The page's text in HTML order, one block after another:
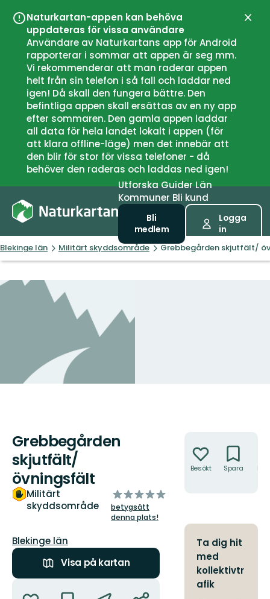
Naturkartan-appen kan behöva
uppdateras för vissa användare
Användare av Naturkartans app för Android
rapporterar i sommar att appen är seg mm.
Vi rekommenderar att man raderar appen
helt från sin telefon i så fall och laddar ned
igen! Då skall den fungera bättre. Den
befintliga appen skall ersättas av en ny app
efter sommaren. Den gamla appen laddar
all data för hela landet lokalt i appen (för
att klara offline-läge) men det innebär att
den blir för stor för vissa telefoner - då
behöver den raderas och laddas ned igen!
UtforskaGuiderLän
Kommuner Bli kund
Bli
medlem
Logga
in
Blekinge län Militärt skyddsområde Grebbegården skjutfält/
Grebbegården
skjutfält/
övningsfält
Militärt
skyddsområde
av
5
stjärnor
betygsätt
denna plats!
Län:
Blekinge län
Visa på kartan
Besökt Spara
Ta dig hit
med
kollektivtr
afik